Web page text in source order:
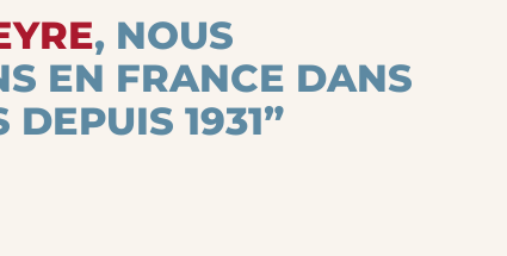
, NOUS
EN FRANCE DANS
DEPUIS 1931”